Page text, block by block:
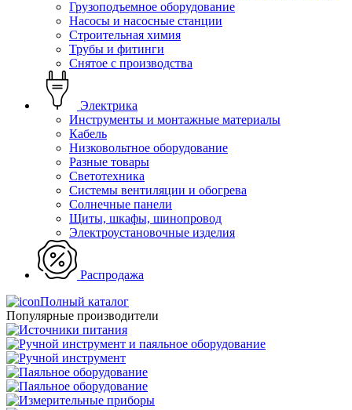
Грузоподъемное оборудование
Насосы и насосные станции
Строительная химия
Трубы и фитинги
Снятое с производства
Электрика
Инструменты и монтажные материалы
Кабель
Низковольтное оборудование
Разные товары
Светотехника
Системы вентиляции и обогрева
Солнечные панели
Щиты, шкафы, шинопровод
Электроустановочные изделия
Распродажа
Полный каталог
Популярные производители